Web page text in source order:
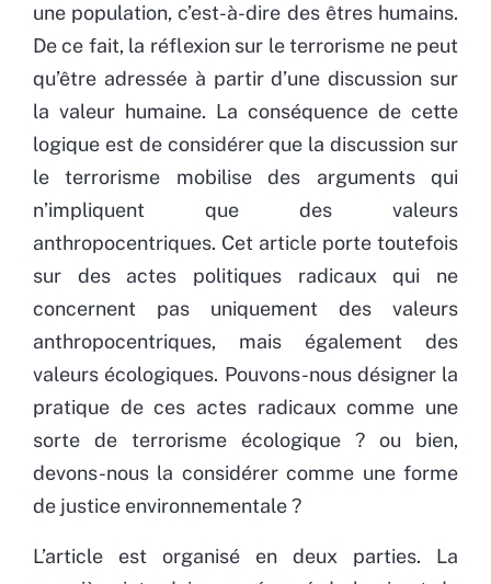
une population, c’est-à-dire des êtres humains.
De ce fait, la réflexion sur le terrorisme ne peut
qu’être adressée à partir d’une discussion sur
la valeur humaine. La conséquence de cette
logique est de considérer que la discussion sur
le terrorisme mobilise des arguments qui
n’impliquent que des valeurs
anthropocentriques. Cet article porte toutefois
sur des actes politiques radicaux qui ne
concernent pas uniquement des valeurs
anthropocentriques, mais également des
valeurs écologiques. Pouvons-nous désigner la
pratique de ces actes radicaux comme une
sorte de terrorisme écologique ? ou bien,
devons-nous la considérer comme une forme
de justice environnementale ?
L’article est organisé en deux parties. La